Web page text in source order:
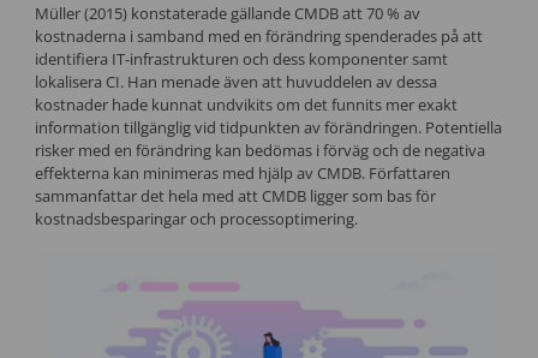
Müller (2015) konstaterade gällande CMDB att 70 % av
kostnaderna i samband med en förändring spenderades på att
identifiera IT-infrastrukturen och dess komponenter samt
lokalisera CI. Han menade även att huvuddelen av dessa
kostnader hade kunnat undvikits om det funnits mer exakt
information tillgänglig vid tidpunkten av förändringen. Potentiella
risker med en förändring kan bedömas i förväg och de negativa
effekterna kan minimeras med hjälp av CMDB. Författaren
sammanfattar det hela med att CMDB ligger som bas för
kostnadsbesparingar och processoptimering.